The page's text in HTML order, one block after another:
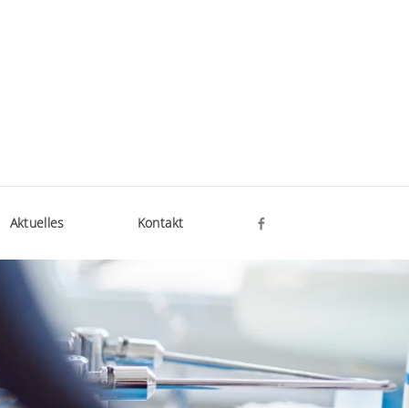
Aktuelles Kontakt